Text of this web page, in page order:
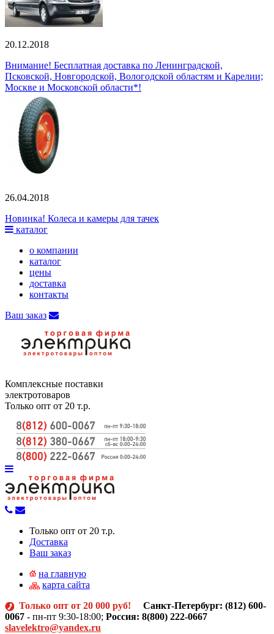
20.12.2018
Внимание! Бесплатная доставка по Ленинградской,
Псковской, Новгородской, Вологодской областям и Карелии;
Москве и Московской области*!
26.04.2018
Новинка! Колеса и камеры для тачек
каталог
о компании
каталог
цены
доставка
контакты
Ваш заказ
Комплексные поставки
электротоваров
Только опт от 20 т.р.
Только опт от 20 т.р.
Доставка
Ваш заказ
на главную
карта сайта
Только опт от 20 000 руб! Санкт-Петербург: (812) 600-
0067 - пн-пт 9:30-18:00; Россия: 8(800) 222-0667
slavelektro@yandex.ru